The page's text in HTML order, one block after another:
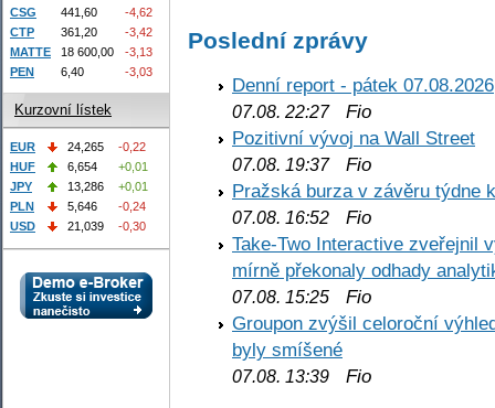
Poslední zprávy
Denní report - pátek 07.08.2026
07.08. 22:27Fio
Pozitivní vývoj na Wall Street
07.08. 19:37Fio
Pražská burza v závěru týdne
07.08. 16:52 Fio
Take-Two Interactive zveřejnil
mírně překonaly odhady
07.08. 15:25 Fio
Groupon zvýšil celoroční
byly smíšené
07.08. 13:39 Fio
CSG
441,60
-4,62
CTP
361,20
-3,42
MATTE
18 600,00
-3,13
PEN
6,40 -3,03
Kurzovní lístek
EUR 24,265
-0,22
HUF
6,654
+0,01
JPY
13,286
+0,01
PLN
5,646
-0,24
USD
21,039 -0,30